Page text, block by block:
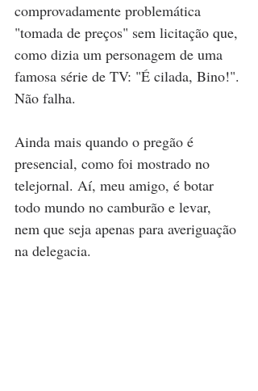
comprovadamente problemática
"tomada de preços" sem licitação que,
como dizia um personagem de uma
famosa série de TV: "É cilada, Bino!".
Não falha.
Ainda mais quando o pregão é
presencial, como foi mostrado no
telejornal. Aí, meu amigo, é botar
todo mundo no camburão e levar,
nem que seja apenas para averiguação
na delegacia.